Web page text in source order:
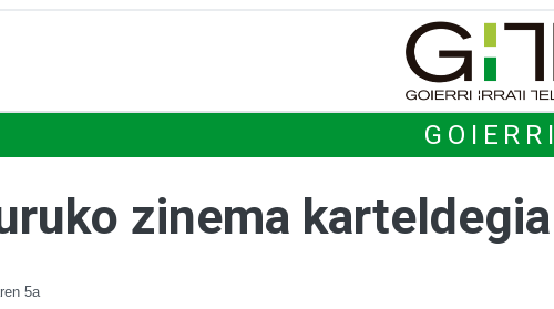
GOIERRI
zinema karteldegia
5a